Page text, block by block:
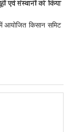
एवं संस्थानों को किया
आयोजित किसान समिट